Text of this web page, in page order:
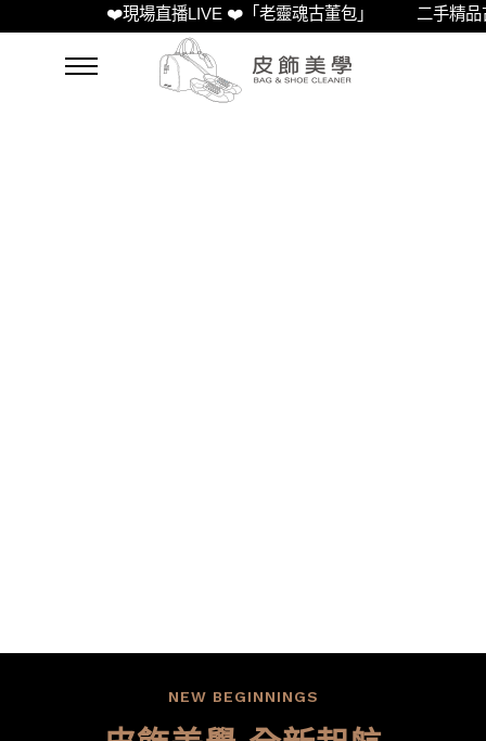
❤️現場直播LIVE ❤️「老靈魂古董包」 二手精品
NEW BEGINNINGS